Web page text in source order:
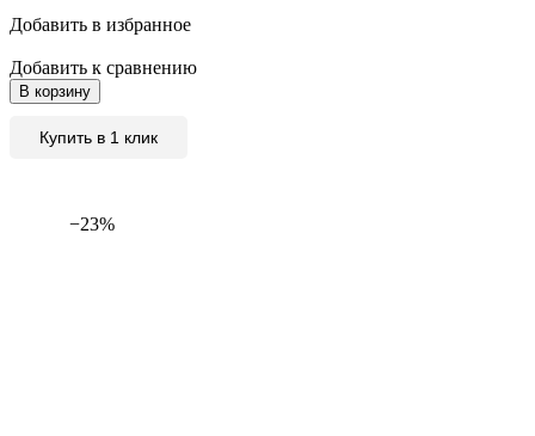
Добавить в избранное
Добавить к сравнению
В корзину
Купить в 1 клик
−23%